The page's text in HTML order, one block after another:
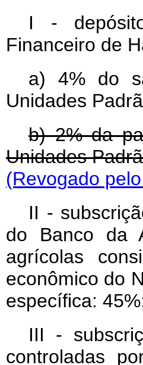
I -
Financeiro de
a) 4% do
Unidades
b) 2% da
Unidades
(Revogado
II -
do Banco da
agrícolas
econômico do
específica:
III -
controladas